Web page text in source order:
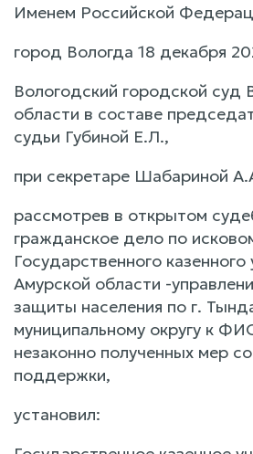
Именем Российской
город Вологда 18 декабря
Вологодский городской суд
области в составе
судьи Губиной Е.Л.,
при секретаре Шабариной
рассмотрев в открытом
гражданское дело по
Государственного
Амурской области -
защиты населения по г.
муниципальному округу к
незаконно полученных мер
поддержки,
установил: